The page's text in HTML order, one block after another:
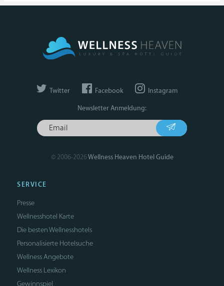
Twitter Facebook Instagram
Newsletter Anmeldung:
© 2006-2026Wellness Heaven Hotel Guide
SERVICE
Presse
Wellnesshotel Karte
Die besten Wellnesshotels
Personalisierte Hotelsuche
Wellness Angebote
Wellness Lexikon
Gewinnspiel